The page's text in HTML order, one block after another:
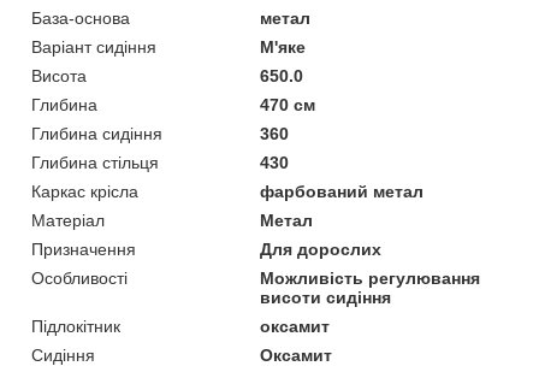
База-основа
метал
Варіант сидіння
М'яке
Висота
650.0
Глибина
470 см
Глибина сидіння
360
Глибина стільця
430
Каркас крісла
фарбований метал
Матеріал
Метал
Призначення
Для дорослих
Особливості
Можливість регулювання
висоти сидіння
Підлокітник
оксамит
Сидіння
Оксамит